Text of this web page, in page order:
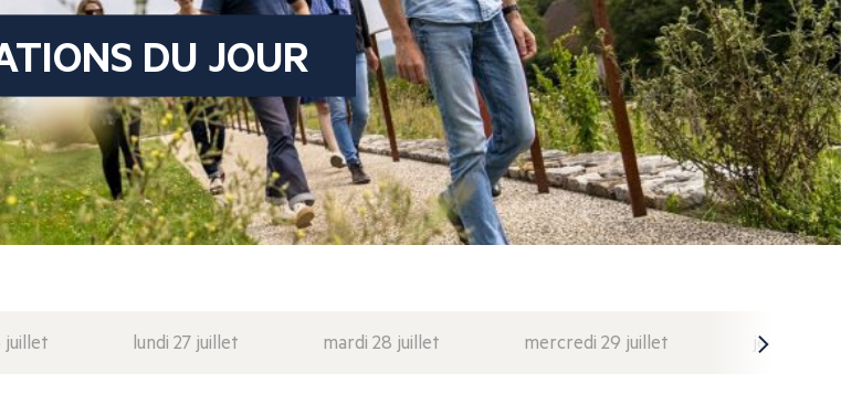
DU JOUR
juillet lundi 27 juillet mardi 28 juillet mercredi 29 juillet jeudi 30